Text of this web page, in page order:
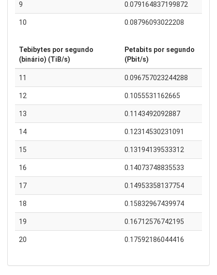
9 0.079164837199872
10 0.08796093022208
Tebibytes por segundo
(binário) (TiB/s)
Petabits por segundo
(Pbit/s)
11 0.096757023244288
12 0.1055531162665
13 0.1143492092887
14 0.12314530231091
15 0.13194139533312
16 0.14073748835533
17 0.14953358137754
18 0.15832967439974
19 0.16712576742195
20 0.17592186044416